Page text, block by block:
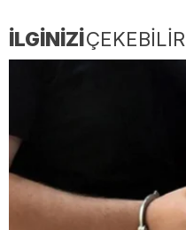
İLGİNİZİÇEKEBİLİR